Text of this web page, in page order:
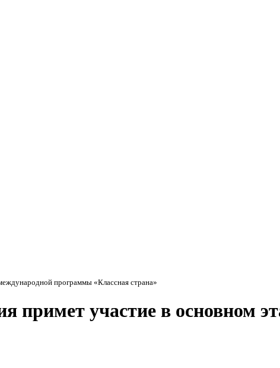
программы «Классная страна»
примет участие в основном